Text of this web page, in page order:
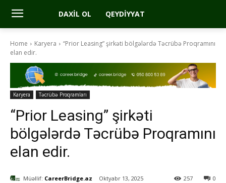
DAXIL OL QEYDIYYAT
Home Karyera
“Prior Leasing” şirkəti bölgələrdə Təcrübə Proqramını
elan edir.
Karyera Təcrübə Proqramları
“Prior Leasing” şirkəti
bölgələrdə Təcrübə Proqramını
elan edir.
Müəllif: CareerBridge.az Oktyabr 13, 2025 0
257